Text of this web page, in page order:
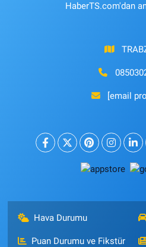
HaberTS.com'dan
[email
Hava Durumu
Puan Durumu ve Fikstür